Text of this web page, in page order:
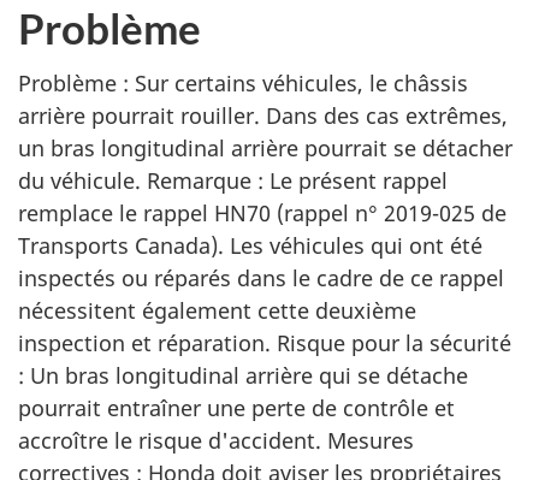
Problème
Problème : Sur certains véhicules, le châssis
arrière pourrait rouiller. Dans des cas extrêmes,
un bras longitudinal arrière pourrait se détacher
du véhicule. Remarque : Le présent rappel
remplace le rappel HN70 (rappel n° 2019-025 de
Transports Canada). Les véhicules qui ont été
inspectés ou réparés dans le cadre de ce rappel
nécessitent également cette deuxième
inspection et réparation. Risque pour la sécurité
: Un bras longitudinal arrière qui se détache
pourrait entraîner une perte de contrôle et
accroître le risque d'accident. Mesures
correctives : Honda doit aviser les propriétaires